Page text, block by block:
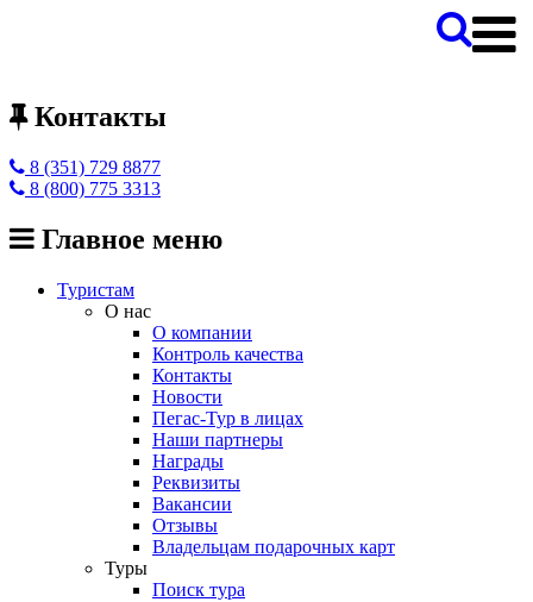
Контакты
8 (351) 729 8877
8 (800) 775 3313
Главное меню
Туристам
О нас
О компании
Контроль качества
Контакты
Новости
Пегас-Тур в лицах
Наши партнеры
Награды
Реквизиты
Вакансии
Отзывы
Владельцам подарочных карт
Туры
Поиск тура